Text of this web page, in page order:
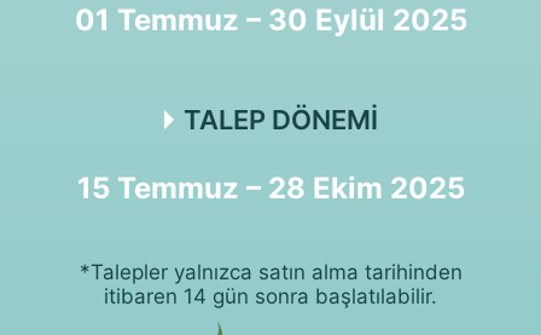
01 Temmuz – 30 Eylül 2025
TALEP DÖNEMİ
15 Temmuz – 28 Ekim 2025
*Talepler yalnızca satın alma tarihinden
itibaren 14 gün sonra başlatılabilir.